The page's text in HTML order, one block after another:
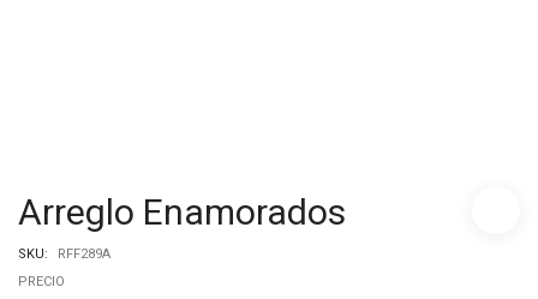
Arreglo Enamorados
SKU:
RFF289A
PRECIO